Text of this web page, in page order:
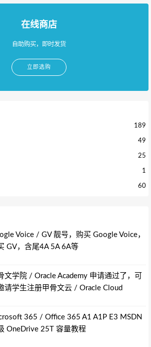
在线商店
自助购买，即时发货
立即选购
189
49
25
1
60
Voice / GV 靓号，购买 Google Voice，
GV，含尾4A 5A 6A等
文学院 / Oracle Academy 申请通过了，可
请学生注册甲骨文云 / Oracle Cloud
365 / Office 365 A1 A1P E3 MSDN
OneDrive 25T 容量教程